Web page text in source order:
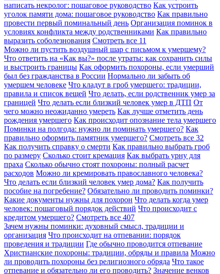
написать некролог: пошаговое руководство Как устроить
уголок памяти дома: пошаговое руководство Как правильно
провести первый поминальный день Организация поминок в
условиях конфликта между родственниками Как правильно
выразить соболезнования Смотреть все 11
Можно ли пустить воздушный шар с письмом к умершему?
Что ответить на «Как вы?» после утраты: как сохранить силы
и выстроить границы Как оформить похороны, если умерший
был без гражданства в России Нормально ли забыть об
умершем человеке Что кладут в гроб умершего: традиции,
правила и список вещей Что делать, если родственник умер за
границей Что делать если близкий человек умер в ДТП От
чего можно неожиданно умереть Как лучше отметить день
рождения умершего Как происходит опознание тела умершего
Поминки на полгода: нужно ли поминать умершего? Как
правильно оформить памятник умершего? Смотреть все 32
Как получить справку о смерти Как правильно выбрать гроб
по размеру Сколько стоит кремация Как выбрать урну для
праха Сколько обычно стоят похороны: полный расчет
расходов Можно ли кремировать православного человека?
Что делать если близкий человек умер дома? Как получить
пособие на погребение? Обязательно ли проводить поминки?
Какие документы нужны для похорон Что делать когда умер
человек: пошаговый порядок действий Что происходит с
кредитом умершего? Смотреть все 407
Зачем нужны поминки: духовный смысл, традиции и
организация Что происходит на отпевании: порядок
проведения и традиции Где обычно проводится отпевание
Христианские похороны: традиции, обряды и правила Можно
ли проводить похороны без религиозного обряда Что такое
отпевание и обязательно ли его проводить? Значение венков